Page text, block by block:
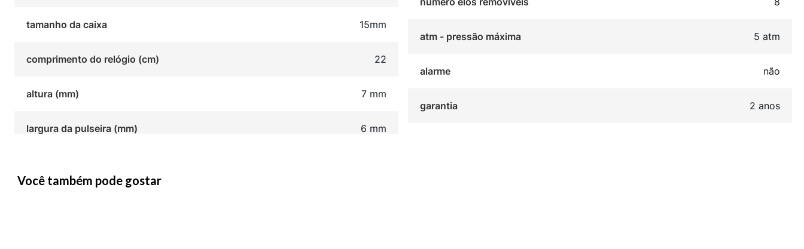
tamanho da caixa 15mm
comprimento do relógio (cm) 22
altura (mm) 7 mm
largura da pulseira (mm) 6 mm
atm - pressão máxima 5 atm
alarme não
garantia 2 anos
Você também pode gostar